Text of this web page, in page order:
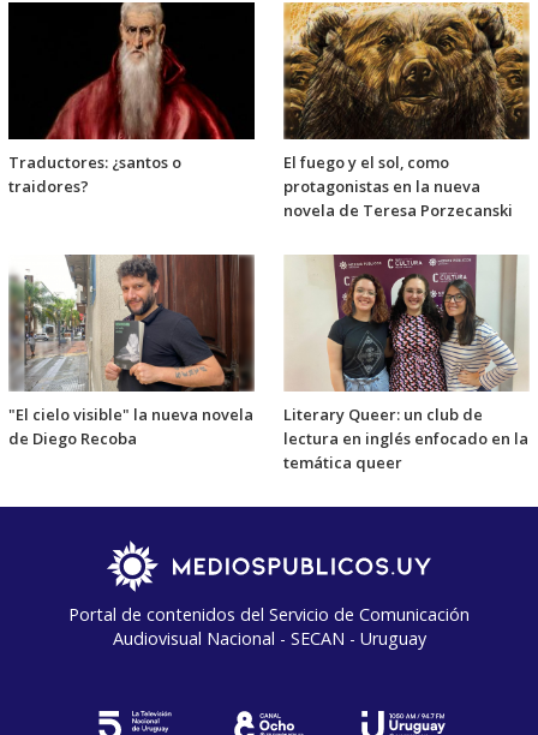
Traductores: ¿santos o
traidores?
El fuego y el sol, como
protagonistas en la nueva
novela de Teresa Porzecanski
"El cielo visible" la nueva novela
de Diego Recoba
Literary Queer: un club de
lectura en inglés enfocado en la
temática queer
Portal de contenidos del Servicio de Comunicación
Audiovisual Nacional - SECAN - Uruguay